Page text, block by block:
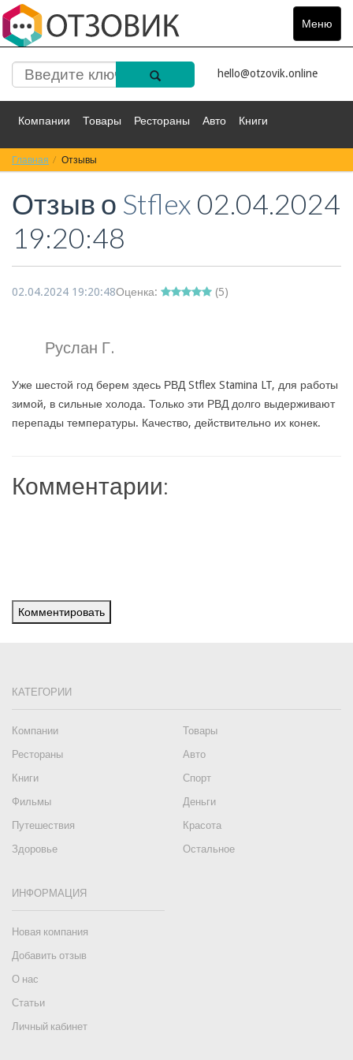
Меню
Toggle
hello@otzovik.online
Компании Товары Рестораны Авто Книги
Спорт Фильмы
Красота Здоровье Остальное
Главная Отзывы
Отзыв о Stflex 02.04.2024
19:20:48
02.04.2024 19:20:48Оценка: (5)
Руслан Г.
Уже шестой год берем здесь РВД Stflex Stamina LT, для работы
зимой, в сильные холода. Только эти РВД долго выдерживают
перепады температуры. Качество, действительно их конек.
Комментарии:
Комментировать
КАТЕГОРИИ
Компании
Товары
Рестораны
Авто
Книги
Спорт
Фильмы
Деньги
Путешествия
Красота
Здоровье
Остальное
ИНФОРМАЦИЯ
Новая компания
Добавить отзыв
О нас
Статьи
Личный кабинет